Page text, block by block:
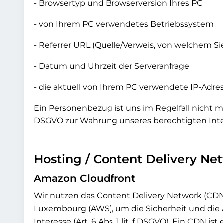
- Browsertyp und Browserversion Ihres PC
- von Ihrem PC verwendetes Betriebssystem
- Referrer URL (Quelle/Verweis, von welchem
- Datum und Uhrzeit der Serveranfrage
- die aktuell von Ihrem PC verwendete IP-
Ein Personenbezug ist uns im Regelfall nicht
DSGVO zur Wahrung unseres berechtigten
Hosting / Content Delivery
Amazon Cloudfront
Wir nutzen das Content Delivery Network
Luxembourg (AWS), um die Sicherheit und